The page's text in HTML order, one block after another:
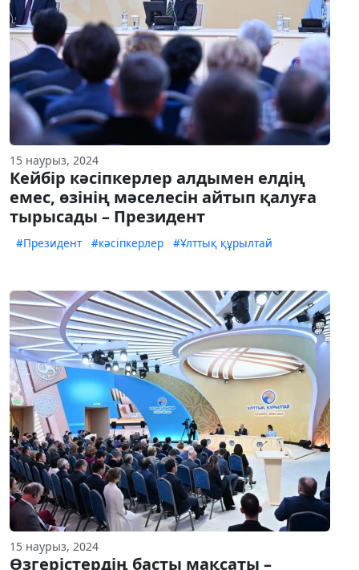
15 наурыз, 2024
Кейбір кәсіпкерлер алдымен елдің
емес, өзінің мәселесін айтып қалуға
тырысады – Президент
#Президент #кәсіпкерлер #Ұлттық құрылтай
15 наурыз, 2024
Өзгерістердің басты мақсаты –